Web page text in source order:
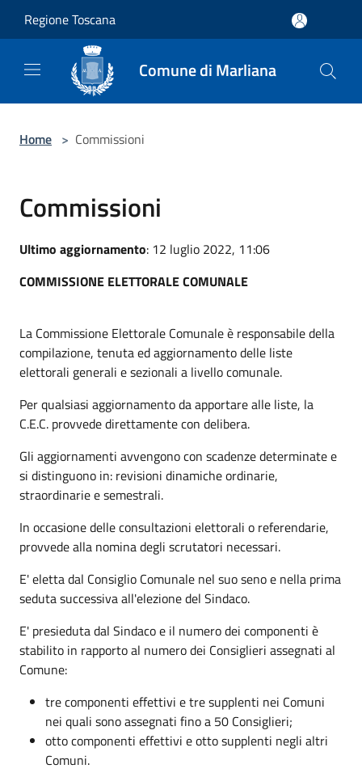
Regione Toscana
Comune di Marliana
Home > Commissioni
Commissioni
Ultimo aggiornamento: 12 luglio 2022, 11:06
COMMISSIONE ELETTORALE COMUNALE
La Commissione Elettorale Comunale è responsabile della
compilazione, tenuta ed aggiornamento delle liste
elettorali generali e sezionali a livello comunale.
Per qualsiasi aggiornamento da apportare alle liste, la
C.E.C. provvede direttamente con delibera.
Gli aggiornamenti avvengono con scadenze determinate e
si distinguono in: revisioni dinamiche ordinarie,
straordinarie e semestrali.
In occasione delle consultazioni elettorali o referendarie,
provvede alla nomina degli scrutatori necessari.
E' eletta dal Consiglio Comunale nel suo seno e nella prima
seduta successiva all'elezione del Sindaco.
E' presieduta dal Sindaco e il numero dei componenti è
stabilito in rapporto al numero dei Consiglieri assegnati al
Comune:
tre componenti effettivi e tre supplenti nei Comuni
nei quali sono assegnati fino a 50 Consiglieri;
otto componenti effettivi e otto supplenti negli altri
Comuni.